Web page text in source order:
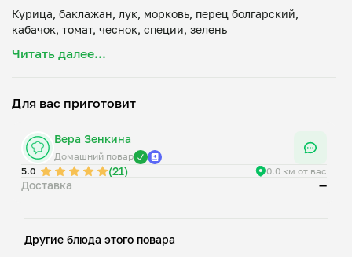
Курица, баклажан, лук, морковь, перец болгарский,
Читать далее...
Для вас приготовит
Вера Зенкина
Домашний повар
5.0
(21) 0.0 км от вас
Доставка —
Другие блюда этого повара